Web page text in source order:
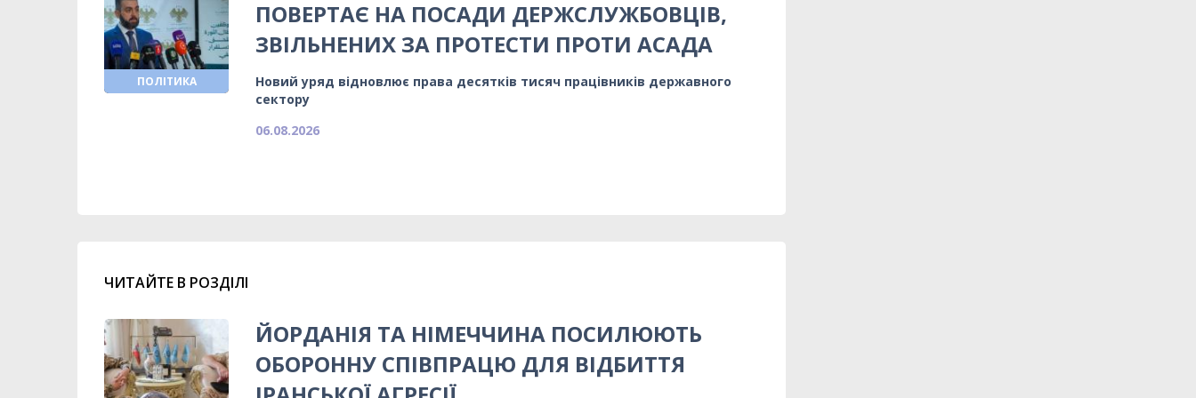
ПОЛІТИКА
ПОВЕРТАЄ НА ПОСАДИ ДЕРЖСЛУЖБОВЦІВ,
ЗВІЛЬНЕНИХ ЗА ПРОТЕСТИ ПРОТИ АСАДА
Новий уряд відновлює права десятків тисяч працівників державного
сектору
06.08.2026
ЧИТАЙТЕ В РОЗДІЛІ
ЙОРДАНІЯ ТА НІМЕЧЧИНА ПОСИЛЮЮТЬ
ОБОРОННУ СПІВПРАЦЮ ДЛЯ ВІДБИТТЯ